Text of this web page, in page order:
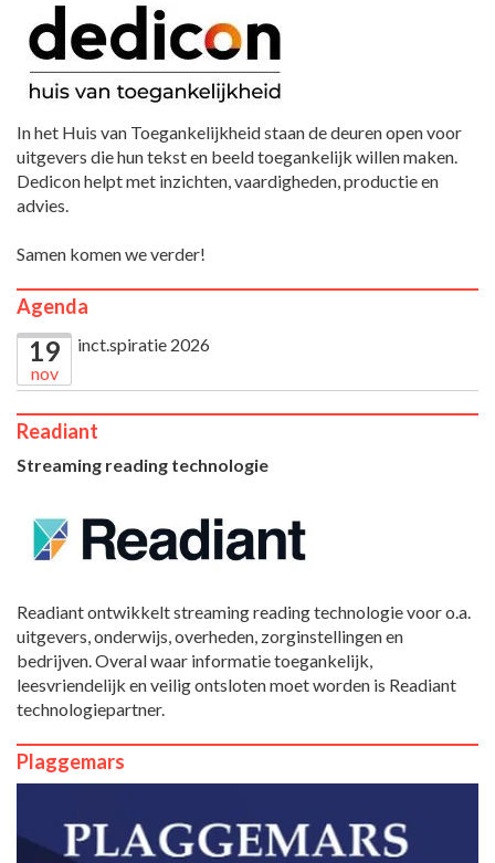
In het Huis van Toegankelijkheid staan de deuren open voor
uitgevers die hun tekst en beeld toegankelijk willen maken.
Dedicon helpt met inzichten, vaardigheden, productie en
advies.
Samen komen we verder!
Agenda
19
nov
inct.spiratie 2026
Readiant
Streaming reading technologie
Readiant ontwikkelt streaming reading technologie voor o.a.
uitgevers, onderwijs, overheden, zorginstellingen en
bedrijven. Overal waar informatie toegankelijk,
leesvriendelijk en veilig ontsloten moet worden is Readiant
technologiepartner.
Plaggemars